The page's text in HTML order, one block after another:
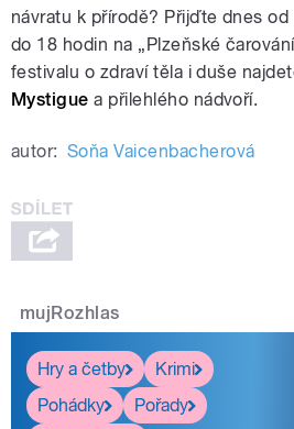
návratu k přírodě? Přijďte dnes
do 18 hodin na „Plzeňské
festivalu o zdraví těla i duše
Mystigue a přilehlého nádvoří.
autor: Soňa Vaicenbacherová
mujRozhlas
Hry a četby
Krimi
Pohádky
Pořady